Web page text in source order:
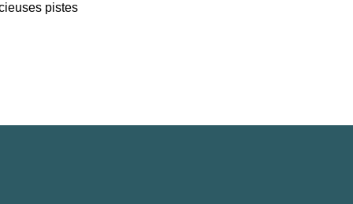
pistes